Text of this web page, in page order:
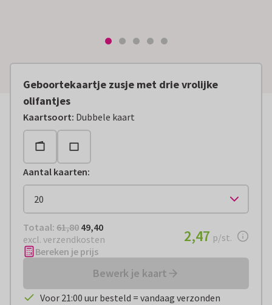
Geboortekaartje zusje met drie vrolijke
olifantjes
Kaartsoort: Dubbele kaart
Aantal kaarten:
Totaal: € 49,40
Totaal: 61,80 49,40
excl. verzendkosten
€ 2,47per stuk
2,47 p/st.
Bereken je prijs
Bewerk je kaart
Voor 21:00 uur besteld = vandaag verzonden